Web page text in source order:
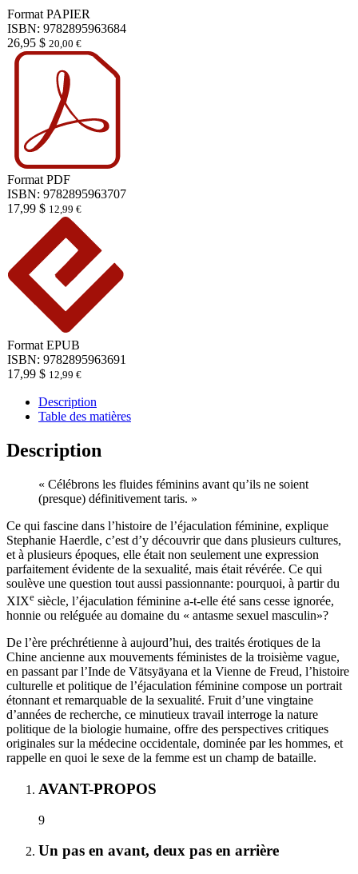
Format PAPIER
ISBN: 9782895963684
26,95 $ 20,00 €
Format PDF
ISBN: 9782895963707
17,99 $ 12,99 €
Format EPUB
ISBN: 9782895963691
17,99 $ 12,99 €
Description
Table des matières
Description
« Célébrons les fluides féminins avant qu’ils ne soient
(presque) définitivement taris. »
Ce qui fascine dans l’histoire de l’éjaculation féminine, explique
Stephanie Haerdle, c’est d’y découvrir que dans plusieurs cultures,
et à plusieurs époques, elle était non seulement une expression
parfaitement évidente de la sexualité, mais était révérée. Ce qui
soulève une question tout aussi passionnante: pourquoi, à partir du
XIXe siècle, l’éjaculation féminine a-t-elle été sans cesse ignorée,
honnie ou reléguée au domaine du « antasme sexuel masculin»?
De l’ère préchrétienne à aujourd’hui, des traités érotiques de la
Chine ancienne aux mouvements féministes de la troisième vague,
en passant par l’Inde de Vātsyāyana et la Vienne de Freud, l’histoire
culturelle et politique de l’éjaculation féminine compose un portrait
étonnant et remarquable de la sexualité. Fruit d’une vingtaine
d’années de recherche, ce minutieux travail interroge la nature
politique de la biologie humaine, offre des perspectives critiques
originales sur la médecine occidentale, dominée par les hommes, et
rappelle en quoi le sexe de la femme est un champ de bataille.
AVANT-PROPOS
9
Un pas en avant, deux pas en arrière